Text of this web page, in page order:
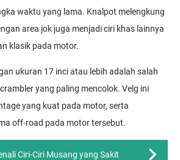
waktu yang lama. Knalpot melengkung
area jok juga menjadi ciri khas lainnya
klasik pada motor.
ukuran 17 inci atau lebih adalah salah
yang paling mencolok. Velg ini
yang kuat pada motor, serta
off-road pada motor tersebut.
Ciri-Ciri Musang yang Sakit